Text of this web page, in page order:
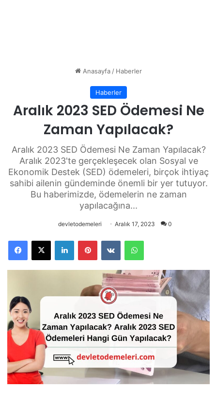
Anasayfa/ Haberler
Haberler
Aralık 2023 SED Ödemesi Ne
Zaman Yapılacak?
Aralık 2023 SED Ödemesi Ne Zaman Yapılacak?
Aralık 2023'te gerçekleşecek olan Sosyal ve
Ekonomik Destek (SED) ödemeleri, birçok ihtiyaç
sahibi ailenin gündeminde önemli bir yer tutuyor.
Bu haberimizde, ödemelerin ne zaman
yapılacağına...
devletodemeleri Aralık 17, 2023 0